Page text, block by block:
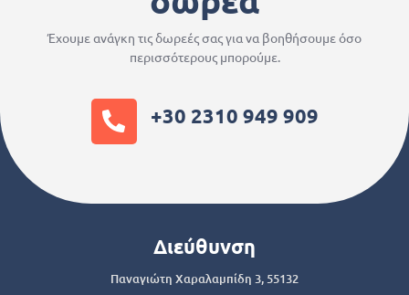
Έχουμε ανάγκη τις δωρεές σας για να βοηθήσουμε όσο
περισσότερους μπορούμε.
+30 2310 949 909
Διεύθυνση
Παναγιώτη Χαραλαμπίδη 3, 55132